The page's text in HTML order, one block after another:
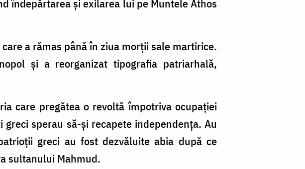
îndepărtarea și exilarea lui pe Muntele Athos
a rămas până în ziua morţii sale martirice.
și a reorganizat tipografia patriarhală,
care pregătea o revoltă împotriva ocupației
sperau să-și recapete independența. Au
greci au fost dezvăluite abia după ce
sultanului Mahmud.